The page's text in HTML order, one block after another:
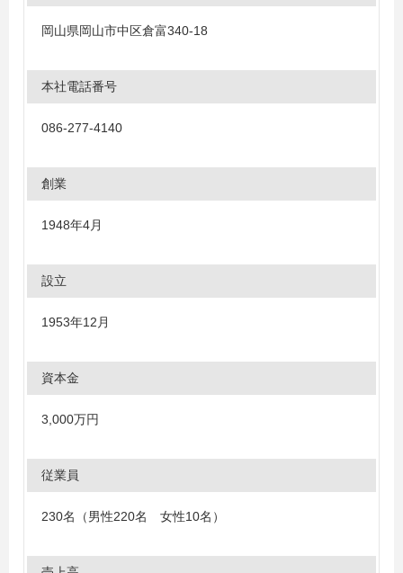
岡山県岡山市中区倉富340-18
本社電話番号
086-277-4140
創業
1948年4月
設立
1953年12月
資本金
3,000万円
従業員
230名（男性220名 女性10名）